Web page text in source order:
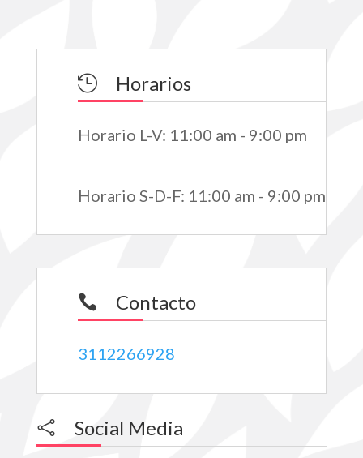
 Horarios
Horario L-V: 11:00 am - 9:00 pm
Horario S-D-F: 11:00 am - 9:00 pm
 Contacto
3112266928
 Social Media